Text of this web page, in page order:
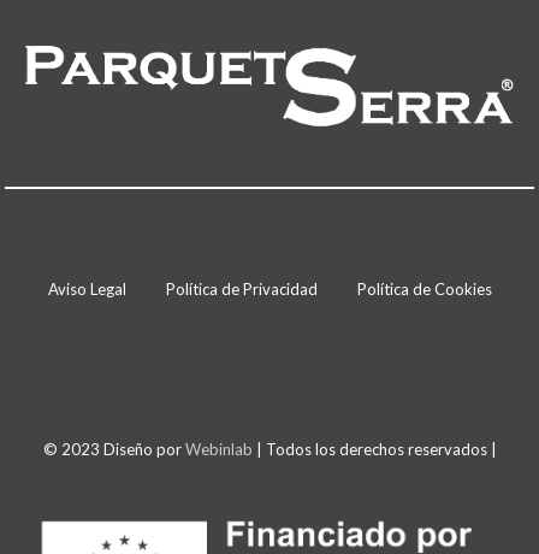
Aviso Legal Política de Privacidad Política de Cookies
© 2023 Diseño porWebinlab | Todos los derechos reservados |